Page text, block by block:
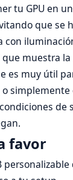
tu GPU en
que se
con
que muestra
es muy útil
de
favor